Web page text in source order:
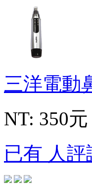
三洋電動
NT: 350元
已有 人評